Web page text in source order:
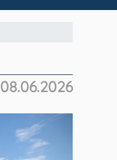
08.06.2026